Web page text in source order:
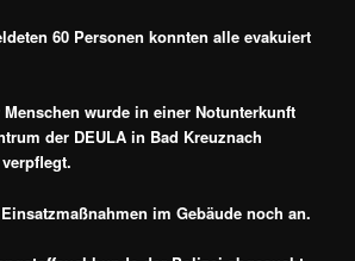
60 Personen konnten alle evakuiert
Menschen wurde in einer Notunterkunft
der DEULA in Bad Kreuznach
im Gebäude noch an.